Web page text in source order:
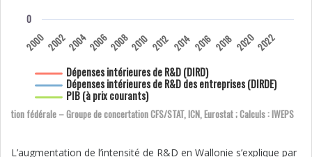
Dépenses intérieures de R&D (DIRD)
Dépenses intérieures de R&D des entreprises (DIRDE)
PIB (à prix courants)
0
fédérale – Groupe de concertation CFS/STAT, ICN, Eurostat ; Calculs : IWEPS
200020022004200620082010 2012 2014 2016 2018 20202022
L’augmentation de l’intensité de R&D en Wallonie s’explique par